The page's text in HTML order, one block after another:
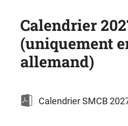
Calendrier
(uniquement
allemand)
Calendrier SMCB